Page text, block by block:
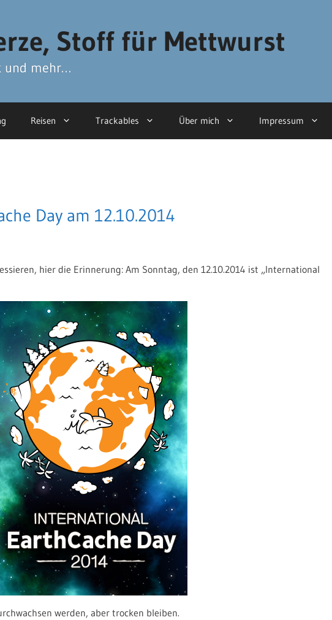
Stoff für Mettwurst
und mehr…
Reisen Trackables Über mich Impressum
Day am 12.10.2014
hier die Erinnerung: Am Sonntag, den 12.10.2014 ist „International
werden, aber trocken bleiben.